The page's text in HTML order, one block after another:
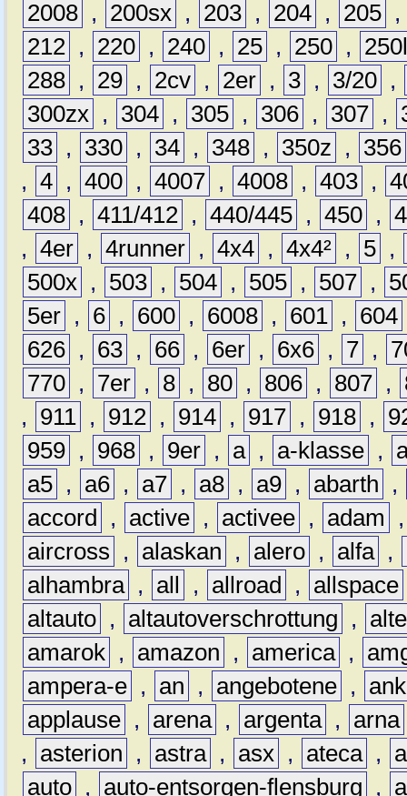
2008 , 200sx , 203 , 204 , 205 ,
212 , 220 , 240 , 25 , 250 ,
288 , 29 , 2cv , 2er , 3 , 3/20 ,
300zx , 304 , 305 , 306 , 307 ,
33 , 330 , 34 , 348 , 350z ,
356
, 4 , 400 , 4007 , 4008 , 403 ,
408 , 411/412 , 440/445 , 450 ,
, 4er , 4runner , 4x4 , 4x4² , 5 ,
500x , 503 , 504 , 505 , 507 ,
5er , 6 , 600 , 6008 , 601 , 604
626 , 63 , 66 , 6er , 6x6 , 7 ,
770 , 7er , 8 , 80 , 806 , 807 ,
,
911 , 912 , 914 , 917 , 918 ,
959 , 968 , 9er , a , a-klasse ,
a5 , a6 , a7 , a8 , a9 , abarth
,
accord
, active , activee , adam
aircross
, alaskan , alero , alfa ,
alhambra , all , allroad , allspace
altauto , altautoverschrottung ,
amarok , amazon , america ,
ampera-e , an , angebotene ,
applause , arena , argenta , arna
,
asterion , astra , asx , ateca ,
auto , auto-entsorgen-flensburg ,